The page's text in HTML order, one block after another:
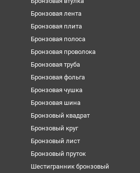
Бронзовая лента
Бронзовая плита
Бронзовая полоса
Бронзовая проволока
Бронзовая труба
Бронзовая фольга
Бронзовая чушка
Бронзовая шина
Бронзовый квадрат
Бронзовый круг
Бронзовый лист
Бронзовый пруток
Шестигранник бронзовый